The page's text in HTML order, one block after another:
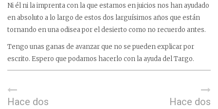
Ni él ni la imprenta con la que estamos en juicios nos han ayudado
en absoluto a lo largo de estos dos larguísimos años que están
tornando en una odisea por el desierto como no recuerdo antes.
Tengo unas ganas de avanzar que no se pueden explicar por
escrito. Espero que podamos hacerlo con la ayuda del Targo.
Hace dos
Hace dos